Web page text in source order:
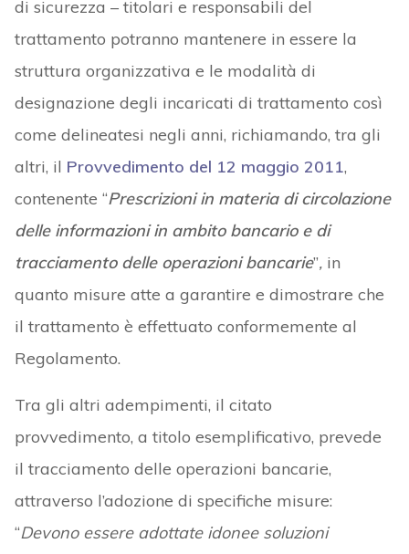
di sicurezza – titolari e responsabili del
trattamento potranno mantenere in essere la
struttura organizzativa e le modalità di
designazione degli incaricati di trattamento così
come delineatesi negli anni, richiamando, tra gli
altri, il Provvedimento del 12 maggio 2011,
contenente “Prescrizioni in materia di circolazione
delle informazioni in ambito bancario e di
tracciamento delle operazioni bancarie”,in
quanto misure atte a garantire e dimostrare che
il trattamento è effettuato conformemente al
Regolamento.
Tra gli altri adempimenti, il citato
provvedimento, a titolo esemplificativo, prevede
il tracciamento delle operazioni bancarie,
attraverso l’adozione di specifiche misure:
“Devono essere adottate idonee soluzioni